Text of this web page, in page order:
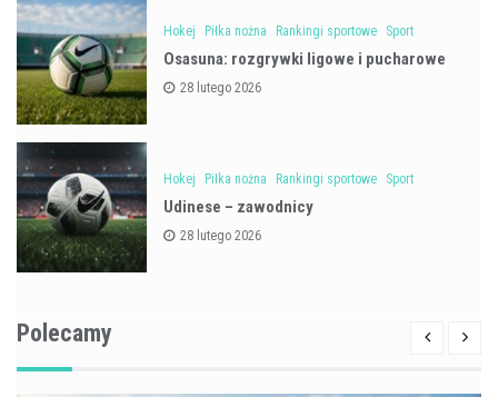
Hokej Piłka nożna Rankingi sportowe Sport
Osasuna: rozgrywki ligowe i pucharowe
28 lutego 2026
Hokej Piłka nożna Rankingi sportowe Sport
Udinese – zawodnicy
28 lutego 2026
Polecamy